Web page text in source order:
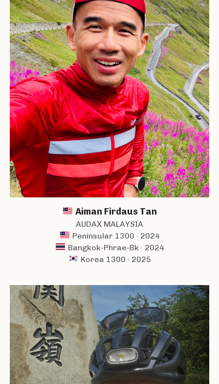
Aiman Firdaus Tan
AUDAX MALAYSIA
Peninsular 1300 · 2024
Bangkok-Phrae-Bk · 2024
Korea 1300 · 2025